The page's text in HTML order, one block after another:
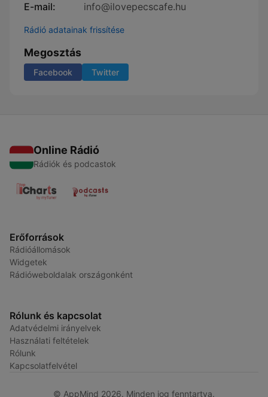
E-mail:
info@ilovepecscafe.hu
Rádió adatainak frissítése
Megosztás
Facebook Twitter
Online Rádió
Rádiók és podcastok
Erőforrások
Rádióállomások
Widgetek
Rádióweboldalak országonként
Rólunk és kapcsolat
Adatvédelmi irányelvek
Használati feltételek
Rólunk
Kapcsolatfelvétel
© AppMind 2026. Minden jog fenntartva.